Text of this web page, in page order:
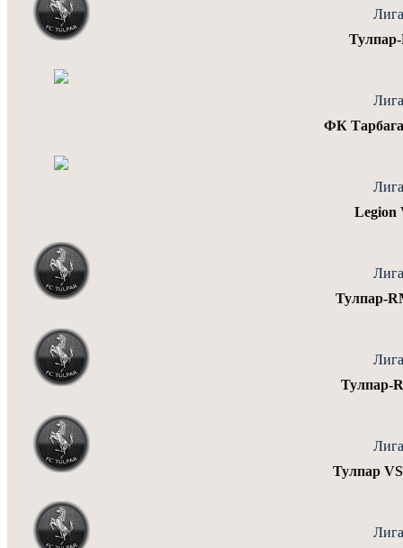
ФК
Legion
Тулпар-
Тулпар-
Тулпар